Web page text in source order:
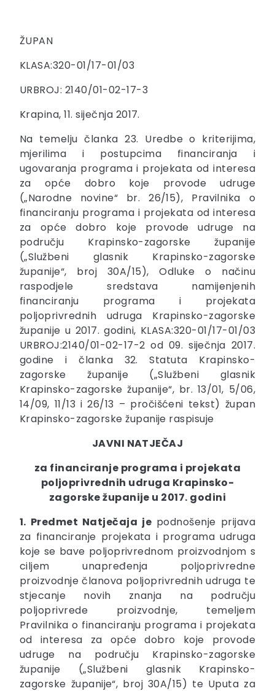
ŽUPAN
KLASA:320-01/17-01/03
URBROJ: 2140/01-02-17-3
Krapina, 11. siječnja 2017.
Na temelju članka 23. Uredbe o kriterijima,
mjerilima i postupcima financiranja i
ugovaranja programa i projekata od interesa
za opće dobro koje provode udruge
(„Narodne novine“ br. 26/15), Pravilnika o
financiranju programa i projekata od interesa
za opće dobro koje provode udruge na
području Krapinsko-zagorske županije
(„Službeni glasnik Krapinsko-zagorske
županije“, broj 30A/15), Odluke o načinu
raspodjele sredstava namijenjenih
financiranju programa i projekata
poljoprivrednih udruga Krapinsko-zagorske
županije u 2017. godini, KLASA:320-01/17-01/03
URBROJ:2140/01-02-17-2 od 09. siječnja 2017.
godine i članka 32. Statuta Krapinsko-
zagorske županije („Službeni glasnik
Krapinsko-zagorske županije“, br. 13/01, 5/06,
14/09, 11/13 i 26/13 – pročišćeni tekst) župan
Krapinsko-zagorske županije raspisuje
JAVNI NATJEČAJ
za financiranje programa i projekata
poljoprivrednih udruga Krapinsko-
zagorske županije u 2017. godini
1. Predmet Natječaja je podnošenje prijava
za financiranje projekata i programa udruga
koje se bave poljoprivrednom proizvodnjom s
ciljem unapređenja poljoprivredne
proizvodnje članova poljoprivrednih udruga te
stjecanje novih znanja na području
poljoprivrede proizvodnje, temeljem
Pravilnika o financiranju programa i projekata
od interesa za opće dobro koje provode
udruge na području Krapinsko-zagorske
županije („Službeni glasnik Krapinsko-
zagorske županije“, broj 30A/15) te Uputa za